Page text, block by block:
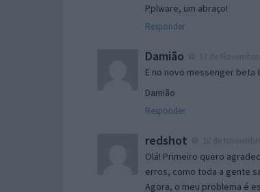
Pplware, um abraço!
Responder
Damião
E no novo messenger beta
Damião
Responder
redshot
Olá! Primeiro quero
erros, como toda a gente
Agora, o meu problema é